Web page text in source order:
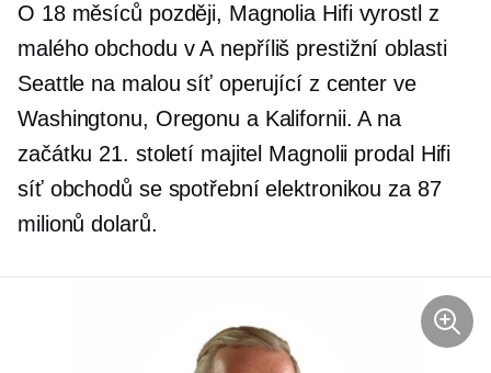
O 18 měsíců později, Magnolia Hifivyrostl z
malého obchodu v A nepříliš prestižní oblasti
Seattle na malou síť operující z center ve
Washingtonu, Oregonu a Kalifornii. A na
začátku 21. století majitel Magnolii prodal Hifi
síť obchodů se spotřební elektronikou za 87
milionů dolarů.